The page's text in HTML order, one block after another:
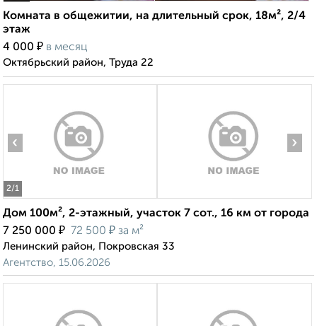
Комната в общежитии, на длительный срок, 18м², 2/4
этаж
4 000 ₽ в месяц
Октябрьский район, Труда 22
2/1
‹ ›
Дом 100м², 2-этажный, участок 7 сот., 16 км от города
7 250 000 ₽ 72 500 ₽ за м²
Ленинский район, Покровская 33
Агентство, 15.06.2026